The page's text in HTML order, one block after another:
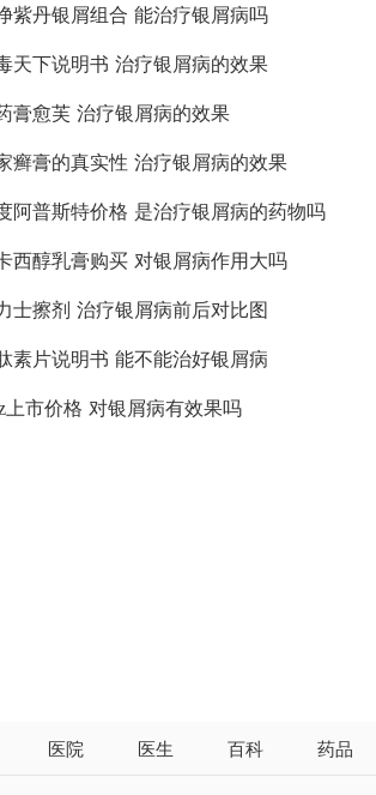
紫丹银屑组合 能治疗银屑病吗
天下说明书 治疗银屑病的效果
膏愈芙 治疗银屑病的效果
癣膏的真实性 治疗银屑病的效果
阿普斯特价格 是治疗银屑病的药物吗
西醇乳膏购买 对银屑病作用大吗
士擦剂 治疗银屑病前后对比图
素片说明书 能不能治好银屑病
上市价格 对银屑病有效果吗
医院 医生 百科 药品